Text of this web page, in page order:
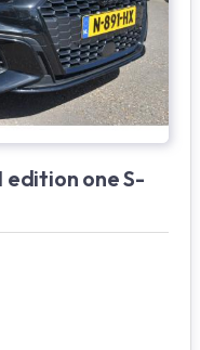
edition one S-